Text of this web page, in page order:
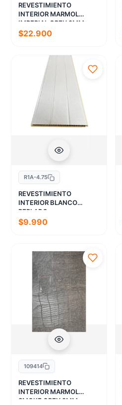
REVESTIMIENTO
INTERIOR MARMOL
IMPERIAL GREY 2MM
$22.900
R1A-4.75
REVESTIMIENTO
INTERIOR BLANCO
PERLADO
$9.990
109414
REVESTIMIENTO
INTERIOR MARMOL
SMOKE GREY 2MM